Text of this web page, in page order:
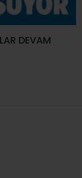
DEVAM